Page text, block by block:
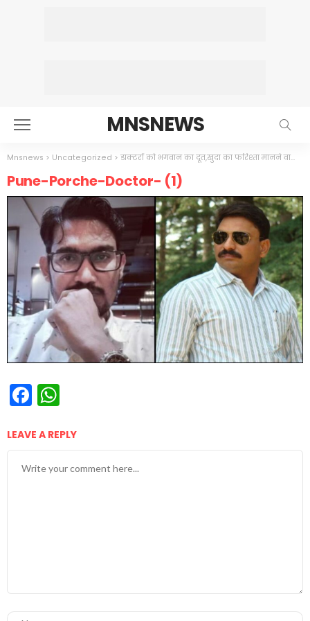
MNSNEWS
Mnsnews > Uncategorized > डाक्टरों को भगवान का दूत,खुदा का फरिश्ता मानने वालो,ये सिर्फ दुकानदार हैं,पैसे दो कुछ भी करवाओ
Pune-Porche-Doctor- (1)
Facebook
LEAVE A REPLY